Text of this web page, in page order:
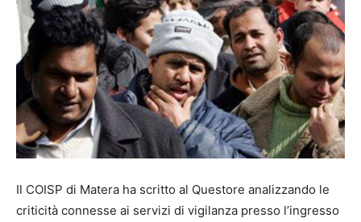
Il COISP di Matera ha scritto al Questore analizzando le
criticità connesse ai servizi di vigilanza presso l’ingresso